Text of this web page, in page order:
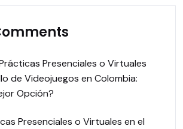
Presenciales o Virtuales
de Videojuegos en Colombia:
Opción?
Presenciales o Virtuales en el